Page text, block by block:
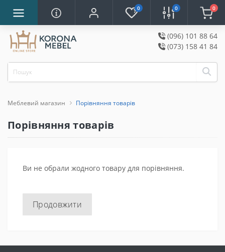
0 0 0
(096) 101 88 64
(073) 158 41 84
Меблевий магазин Порівняння товарів
Порівняння товарів
Ви не обрали жодного товару для порівняння.
Продовжити